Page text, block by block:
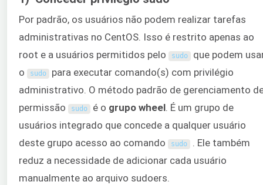
Por padrão, os usuários não podem realizar tarefas
administrativas no CentOS. Isso é restrito apenas ao
root e a usuários permitidos pelo
sudo que podem
o
sudo para executar comando(s) com privilégio
administrativo. O método padrão de gerenciamento
permissão
sudo é o grupo wheel. É um grupo de
usuários integrado que concede a qualquer usuário
deste grupo acesso ao comando
sudo . Ele também
reduz a necessidade de adicionar cada usuário
manualmente ao arquivo sudoers.